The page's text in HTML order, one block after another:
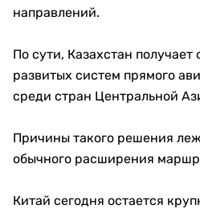
направлений.
По сути, Казахстан получает
развитых систем прямого
среди стран Центральной
Причины такого решения
обычного расширения
Китай сегодня остается